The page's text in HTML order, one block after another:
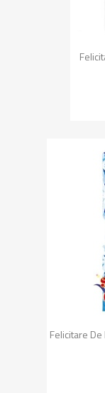
Felicitare